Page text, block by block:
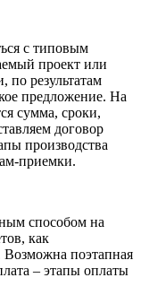
с типовым
проект или
по результатам
предложение. На
сумма, сроки,
договор
производства
приемки.
способом на
как
поэтапная
– этапы оплаты